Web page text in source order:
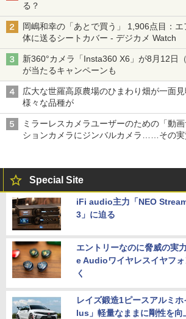
る？
岡嶋和幸の「あとで買う」 1,906点目：
体に送るシートカバー - デジカメ Watch
新360°カメラ「Insta360 X6」が8月12日
が当たるキャンペーンも
広大な世羅高原農場のひまわり畑が一面
様々な品種が
ミラーレスカメラユーザーのための「動
ションカメラにジンバルカメラ……その実
Special Site
iFi audio主力「NEO
3」に迫る
エントリーなのに脅威の実
e Audioワイヤレスイヤフ
く
レイズ鍛造1ピースアルミ
lus」軽量なままに剛性を向